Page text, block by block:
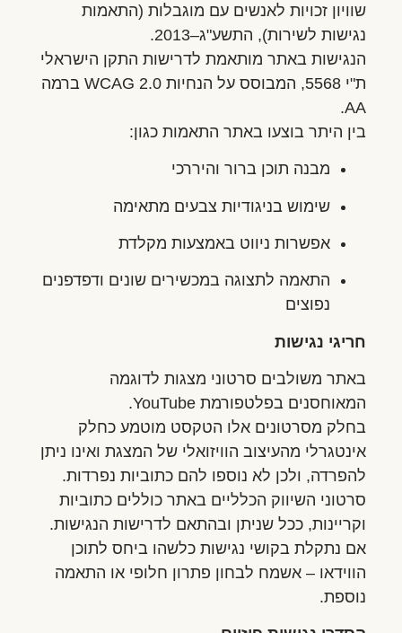
שוויון זכויות לאנשים עם מוגבלות (התאמות
נגישות לשירות), התשע"ג–2013.
הנגישות באתר מותאמת לדרישות התקן הישראלי
ת"י 5568, המבוסס על הנחיות WCAG 2.0 ברמה
AA.
בין היתר בוצעו באתר התאמות כגון:
מבנה תוכן ברור והיררכי
שימוש בניגודיות צבעים מתאימה
אפשרות ניווט באמצעות מקלדת
התאמה לתצוגה במכשירים שונים ודפדפנים
נפוצים
חריגי נגישות
באתר משולבים סרטוני מצגות לדוגמה
המאוחסנים בפלטפורמת YouTube.
בחלק מסרטונים אלו הטקסט מוטמע כחלק
אינטגרלי מהעיצוב הוויזואלי של המצגת ואינו ניתן
להפרדה, ולכן לא נוספו להם כתוביות נפרדות.
סרטוני השיווק הכלליים באתר כוללים כתוביות
וקריינות, ככל שניתן ובהתאם לדרישות הנגישות.
אם נתקלת בקושי נגישות כלשהו ביחס לתוכן
הווידאו – אשמח לבחון פתרון חלופי או התאמה
נוספת.